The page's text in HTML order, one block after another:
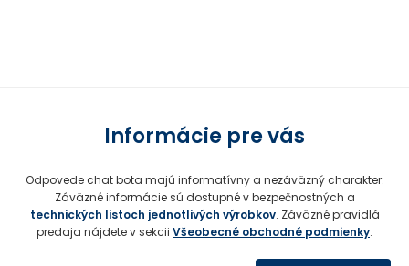
Informácie pre vás
Odpovede chat bota majú informatívny a nezáväzný charakter.
Záväzné informácie sú dostupné v bezpečnostných a
technických listoch jednotlivých výrobkov. Záväzné pravidlá
predaja nájdete v sekcii Všeobecné obchodné podmienky.